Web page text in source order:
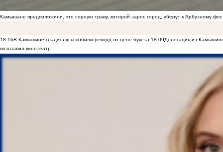
Камышане предположили, что сорную траву, которой зарос город, уберут к Арбузному
18:16В Камышине гладиолусы побили рекорд по цене букета 18:09Делегация из
возглавил кинотеатр